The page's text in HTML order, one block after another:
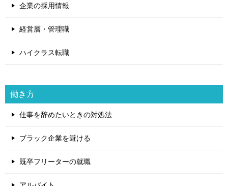
企業の採用情報
経営層・管理職
ハイクラス転職
働き方
仕事を辞めたいときの対処法
ブラック企業を避ける
既卒フリーターの就職